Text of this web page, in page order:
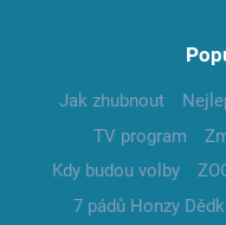
Jak zhubnout
TV program
Kdy budou volby
7 pádů Honzy